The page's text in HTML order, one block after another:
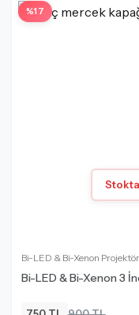
%17
Bi-LED & Bi-Xenon Projektör
Bi-LED & Bi-Xenon 3